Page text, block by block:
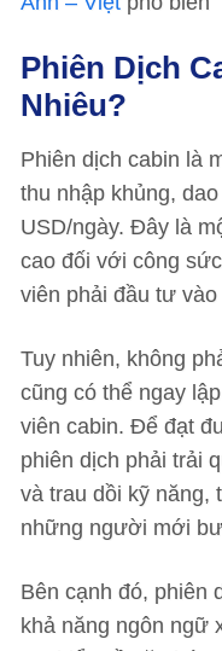
Phiên Dịch
Nhiêu?
Phiên dịch cabin là
thu nhập khủng,
USD/ngày. Đây là
cao đối với công
viên phải đầu tư
Tuy nhiên, không
cũng có thể ngay
viên cabin. Để đạt
phiên dịch phải trải
và trau dồi kỹ năng,
những người mới
Bên cạnh đó, phiên
khả năng ngôn ngữ